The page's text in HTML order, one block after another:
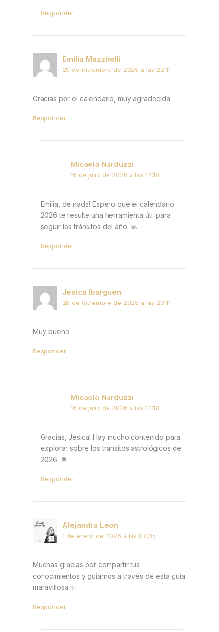
Responder
Emilia Mazzitelli
29 de diciembre de 2025 a las 22:11
Gracias por el calendario, muy agradecida
Responder
Micaela Narduzzi
16 de julio de 2026 a las 12:18
Emilia, de nada! Espero que el calendario
2026 te resulte una herramienta útil para
seguir los tránsitos del año. 🙏
Responder
Jesica Ibarguen
29 de diciembre de 2025 a las 23:11
Muy bueno
Responder
Micaela Narduzzi
16 de julio de 2026 a las 12:18
Gracias, Jesica! Hay mucho contenido para
explorar sobre los tránsitos astrológicos de
2026. 🌟
Responder
Alejandra Leon
1 de enero de 2026 a las 07:05
Muchas gracias por compartir tus
conocimientos y guiarnos a través de esta guía
maravillosa ✨
Responder